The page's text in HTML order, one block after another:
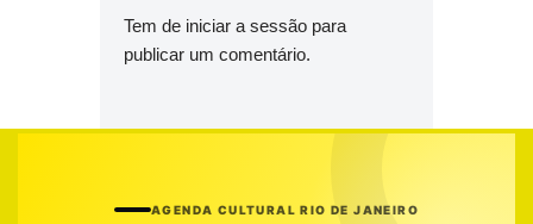
Tem de iniciar a sessão para
publicar um comentário.
AGENDA CULTURAL RIO DE JANEIRO